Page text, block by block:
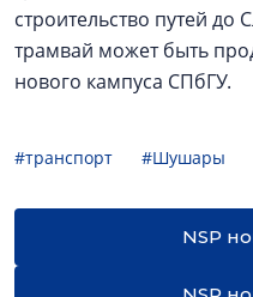
строительство путей до
трамвай может быть
нового кампуса СПбГУ.
#транспорт #Шушары
NSP